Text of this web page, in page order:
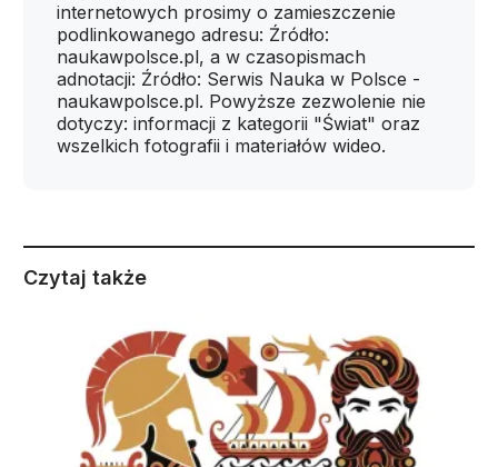
internetowych prosimy o zamieszczenie
podlinkowanego adresu: Źródło:
naukawpolsce.pl, a w czasopismach
adnotacji: Źródło: Serwis Nauka w Polsce -
naukawpolsce.pl. Powyższe zezwolenie nie
dotyczy: informacji z kategorii "Świat" oraz
wszelkich fotografii i materiałów wideo.
Czytaj także